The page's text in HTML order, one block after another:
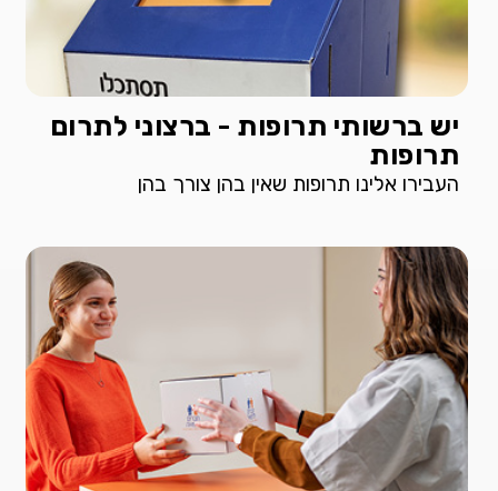
יש ברשותי תרופות - ברצוני לתרום
תרופות
העבירו אלינו תרופות שאין בהן צורך בהן